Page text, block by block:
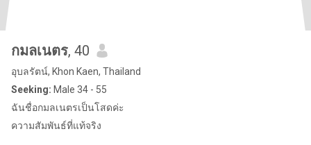
กมลเนตร, 40
อุบลรัตน์, Khon Kaen, Thailand
Seeking: Male 34 - 55
ฉันชื่อกมลเนตรเป็นโสดค่ะ
ความสัมพันธ์ที่แท้จริง